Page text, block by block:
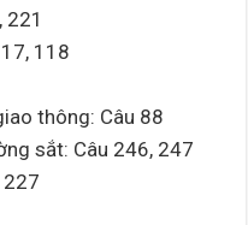
221
118
thông: Câu 88
sắt: Câu 246, 247
227